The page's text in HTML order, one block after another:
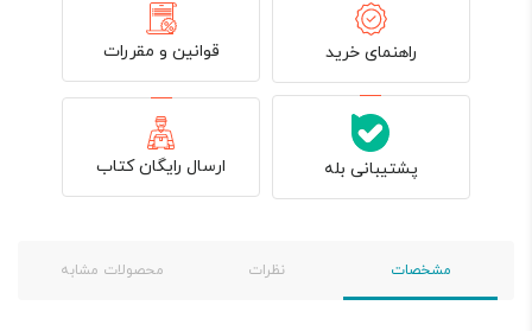
راهنمای خرید قوانین و مقررات
پشتیبانی بله ارسال رایگان کتاب
مشخصات نظرات محصولات مشابه